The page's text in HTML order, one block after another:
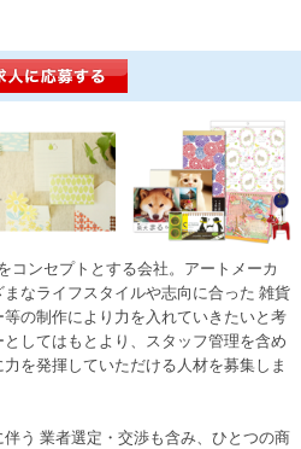
コンセプトとする会社。アートメーカ
なライフスタイルや志向に合った 雑貨
の制作により力を入れていきたいと考
してはもとより、スタッフ管理を含め
を発揮していただける人材を募集しま
う 業者選定・交渉も含み、ひとつの商